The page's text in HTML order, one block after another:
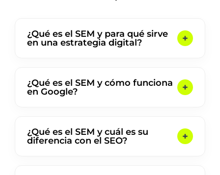
¿Qué es el SEM y para qué sirve
en una estrategia digital?
¿Qué es el SEM y cómo funciona
en Google?
¿Qué es el SEM y cuál es su
diferencia con el SEO?